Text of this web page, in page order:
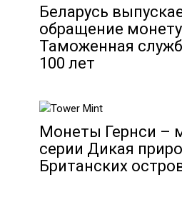
Беларусь
обращение монету
Таможенная
100 лет
Монеты Гернси –
серии Дикая
Британских